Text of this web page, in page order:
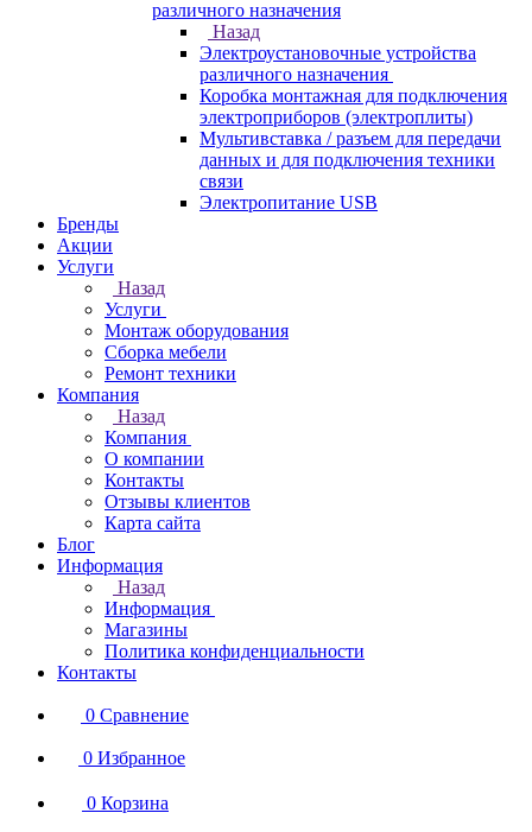
различного назначения
Назад
Электроустановочные устройства
различного назначения
Коробка монтажная для подключения
электроприборов (электроплиты)
Мультивставка / разъем для передачи
данных и для подключения техники
связи
Электропитание USB
Бренды
Акции
Услуги
Назад
Услуги
Монтаж оборудования
Сборка мебели
Ремонт техники
Компания
Назад
Компания
О компании
Контакты
Отзывы клиентов
Карта сайта
Блог
Информация
Назад
Информация
Магазины
Политика конфиденциальности
Контакты
0 Сравнение
0 Избранное
0 Корзина